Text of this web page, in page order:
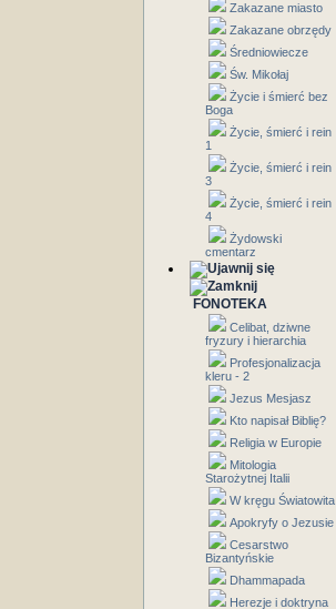
Zakazane miasto
Zakazane obrzędy
Średniowiecze
Św. Mikołaj
Życie i śmierć bez
Boga
Życie, śmierć i rein
1
Życie, śmierć i rein
3
Życie, śmierć i rein
4
Żydowski
cmentarz
FONOTEKA
Celibat, dziwne
fryzury i hierarchia
Profesjonalizacja
kleru - 2
Jezus Mesjasz
Kto napisał Biblię?
Religia w Europie
Mitologia
Starożytnej Italii
W kręgu Światowita
Apokryfy o Jezusie
Cesarstwo
Bizantyńskie
Dhammapada
Herezje i doktryna